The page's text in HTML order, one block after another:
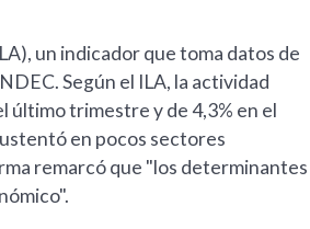
un indicador que toma datos de
Según el ILA, la actividad
último trimestre y de 4,3% en el
en pocos sectores
remarcó que "los determinantes